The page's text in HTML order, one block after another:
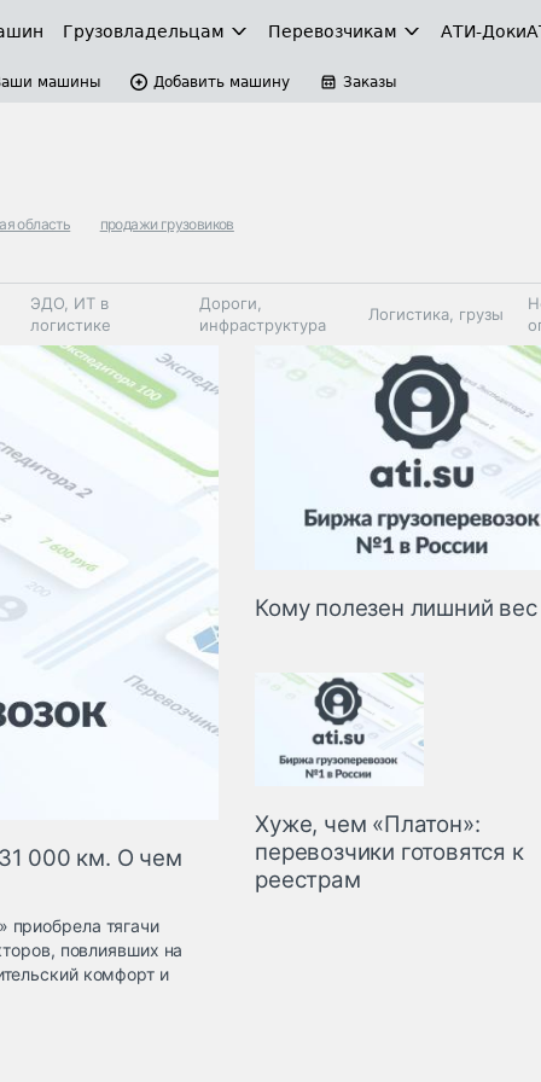
Грузовладельцам Перевозчикам АТИ-Доки
машины Добавить машину Заказы
область продажи грузовиков
ЭДО, ИТ в
логистике
Дороги,
инфраструктура
Логистика, грузы
Коммерческий
транспорт
Спецтехника
Автосервис,
запчасти, шины
000 км. О чем
тягачи
повлиявших на
комфорт и
Кому полезен лишний вес
Хуже, чем «Платон»:
перевозчики готовятся к
реестрам